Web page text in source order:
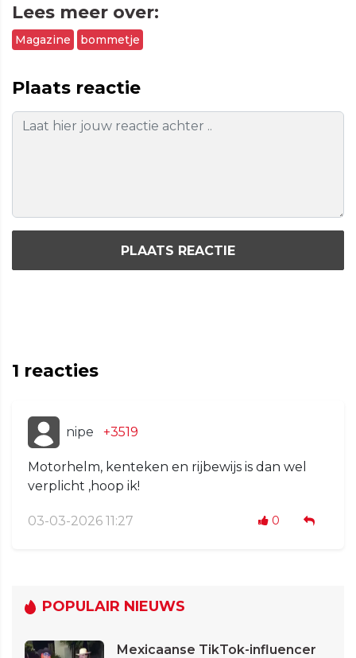
Lees meer over:
Magazine bommetje
Plaats reactie
PLAATS REACTIE
1 reacties
nipe +3519
Motorhelm, kenteken en rijbewijs is dan wel
verplicht ,hoop ik!
03-03-2026 11:27 0
POPULAIR NIEUWS
Mexicaanse TikTok-influencer